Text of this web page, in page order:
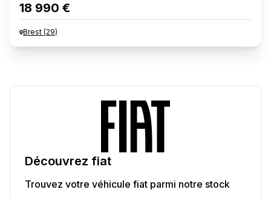
18 990 €
Brest (29)
Découvrez fiat
Trouvez votre véhicule fiat parmi notre stock